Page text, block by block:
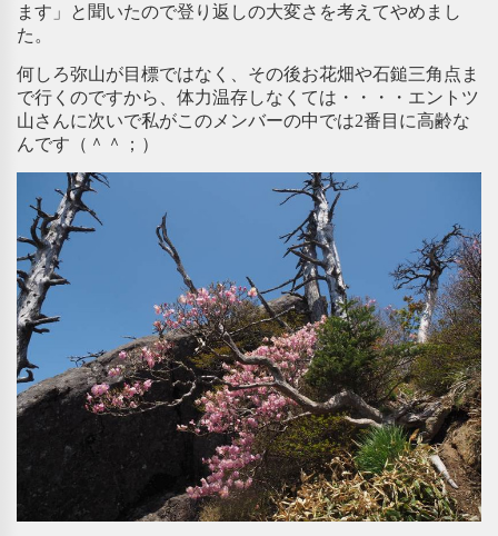
ます」と聞いたので登り返しの大変さを考えてやめまし
た。
何しろ弥山が目標ではなく、その後お花畑や石鎚三角点ま
で行くのですから、体力温存しなくては・・・・エントツ
山さんに次いで私がこのメンバーの中では2番目に高齢な
んです（＾＾；）